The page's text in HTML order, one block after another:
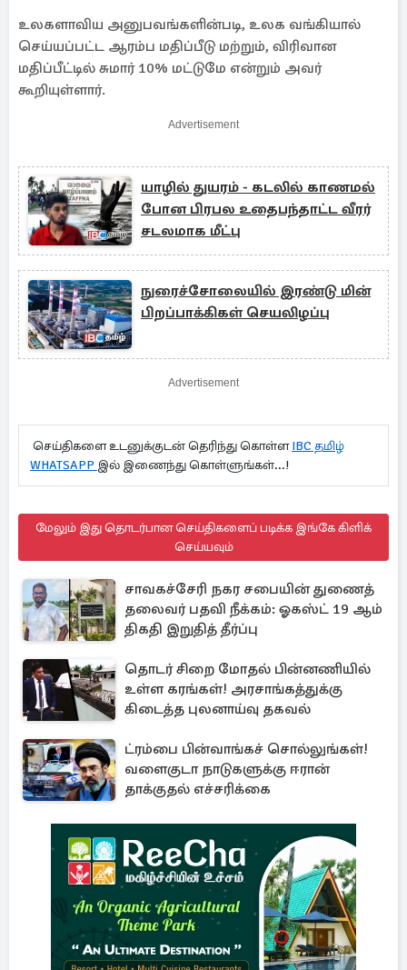
உலகளாவிய அனுபவங்களின்படி, உலக வங்கியால்
செய்யப்பட்ட ஆரம்ப மதிப்பீடு மற்றும், விரிவான
மதிப்பீட்டில் சுமார் 10% மட்டுமே என்றும் அவர்
கூறியுள்ளார்.
Advertisement
யாழில் துயரம் - கடலில் காணமல்
போன பிரபல உதைபந்தாட்ட வீரர்
சடலமாக மீட்பு
நுரைச்சோலையில் இரண்டு மின்
பிறப்பாக்கிகள் செயலிழப்பு
Advertisement
செய்திகளை உடனுக்குடன் தெரிந்து கொள்ளIBC தமிழ்
WHATSAPP இல் இணைந்து கொள்ளுங்கள்...!
மேலும் இது தொடர்பான செய்திகளைப் படிக்க இங்கே கிளிக்
செய்யவும்
சாவகச்சேரி நகர சபையின் துணைத்
தலைவர் பதவி நீக்கம்: ஓகஸ்ட் 19 ஆம்
திகதி இறுதித் தீர்ப்பு
தொடர் சிறை மோதல் பின்னணியில்
உள்ள கரங்கள்! அரசாங்கத்துக்கு
கிடைத்த புலனாய்வு தகவல்
ட்ரம்பை பின்வாங்கச் சொல்லுங்கள்!
வளைகுடா நாடுகளுக்கு ஈரான்
தாக்குதல் எச்சரிக்கை